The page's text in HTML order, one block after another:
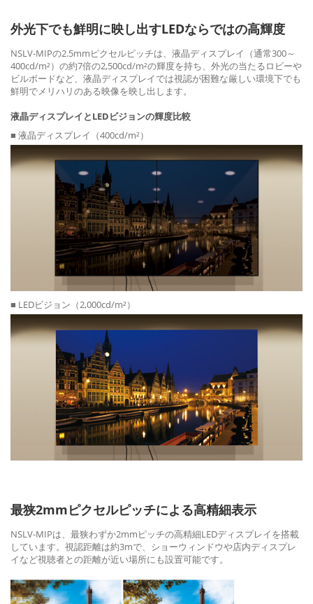
外光下でも鮮明に映し出すLEDならではの高輝度
NSLV-MIPの2.5mmピクセルピッチは、液晶ディスプレイ（通常300～
400cd/m²）の約7倍の2,500cd/m²の輝度を持ち、外光の当たるロビーや
ビルボードなど、液晶ディスプレイでは視認が困難な厳しい環境下でも
鮮明でメリハリのある映像を映し出します。
液晶ディスプレイとLEDビジョンの輝度比較
■ 液晶ディスプレイ（400cd/m²）
■ LEDビジョン（2,000cd/m²）
最狭2mmピクセルピッチによる高精細表示
NSLV-MIPは、最狭わずか2mmピッチの高精細LEDディスプレイを搭載
しています。視認距離は約3mで、ショーウィンドウや店内ディスプレ
イなど視聴者との距離が近い場所にも設置可能です。